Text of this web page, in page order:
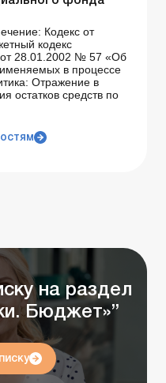
Кодекс от
кодекс
28.01.2002 № 57 «Об
в процессе
Отражение в
остатков средств по
на раздел
Бюджет»”